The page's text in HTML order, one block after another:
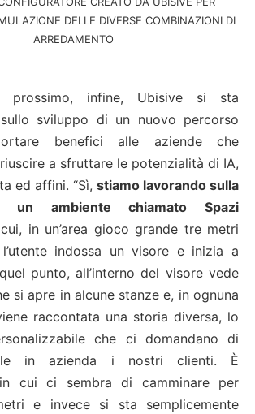
DELLE DIVERSE COMBINAZIONI DI
ARREDAMENTO
infine, Ubisive si sta
sviluppo di un nuovo percorso
benefici alle aziende che
a sfruttare le potenzialità di IA,
ed affini. “Sì, stiamo lavorando sulla
un ambiente chiamato Spazi
in un’area gioco grande tre metri
indossa un visore e inizia a
punto, all’interno del visore vede
si apre in alcune stanze e, in ognuna
raccontata una storia diversa, lo
che ci domandano di
in azienda i nostri clienti. È
in cui ci sembra di camminare per
e invece si sta semplicemente